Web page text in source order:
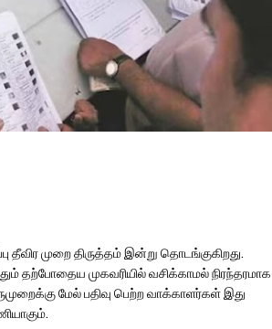
தீவிர முறை திருத்தம் இன்று தொடங்குகிறது.
தற்போதைய முகவரியில் வசிக்காமல் நிரந்தரமாக
மேல் பதிவு பெற்ற வாக்காளர்கள் இது